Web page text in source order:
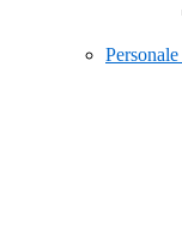
Personale